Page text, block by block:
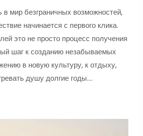
мир безграничных возможностей,
начинается с первого клика.
это не просто процесс получения
шаг к созданию незабываемых
в новую культуру, к отдыху,
душу долгие годы.…